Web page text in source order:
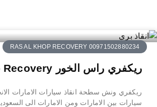
RAS AL KHOP RECOVERY 00971502880234
ريكفري راس الخور Ras Al Khop Recovery
ريكفري ونش سطحة انقاذ سيارات الامارات
سيارات بين الامارات ومن الامارات الى